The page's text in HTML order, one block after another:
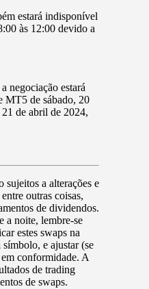
estará indisponível
às 12:00 devido a
negociação estará
MT5 de sábado, 20
de abril de 2024,
sujeitos a alterações e
outras coisas,
de dividendos.
a noite, lembre-se
estes swaps na
e ajustar (se
em conformidade. A
de trading
de swaps.